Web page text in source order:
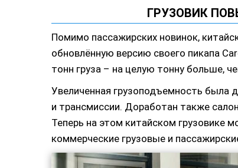
ГРУЗОВИК
Помимо пассажирских новинок,
обновлённую версию своего пикапа
тонн груза – на целую тонну больше,
Увеличенная грузоподъемность была
и трансмиссии. Доработан также
Теперь на этом китайском грузовике
коммерческие грузовые и